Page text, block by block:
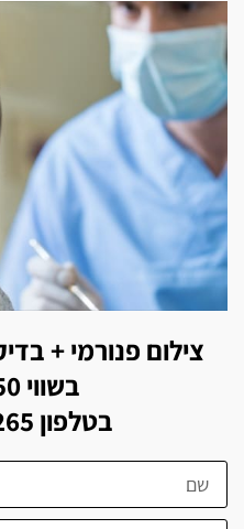
צילום פנורמי +
בשווי 550 ש"ח.
בטלפון 072-3922265